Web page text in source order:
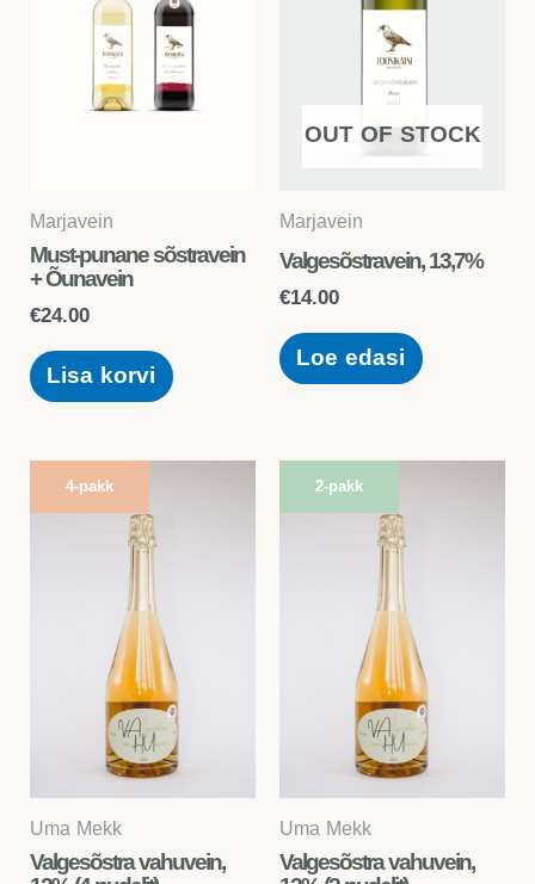
Marjavein
Must-punane sõstravein
+ Õunavein
€24.00
Lisa korvi
OUT OF STOCK
Marjavein
Valgesõstravein, 13,7%
€14.00
Loe edasi
4-pakk
Uma Mekk
Valgesõstra vahuvein,
2-pakk
Uma Mekk
Valgesõstra vahuvein,